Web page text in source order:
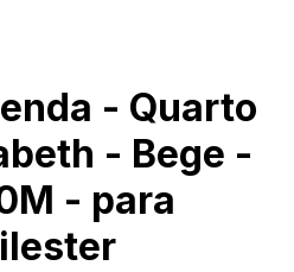
- Quarto
- Bege -
- para